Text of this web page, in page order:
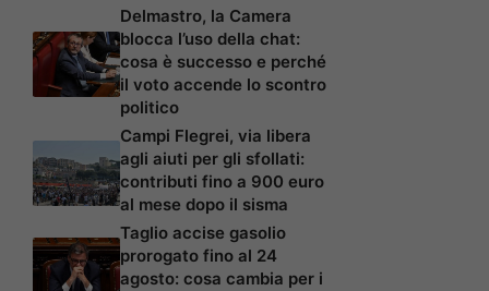
Delmastro, la Camera
blocca l’uso della chat:
cosa è successo e perché
il voto accende lo scontro
politico
Campi Flegrei, via libera
agli aiuti per gli sfollati:
contributi fino a 900 euro
al mese dopo il sisma
Taglio accise gasolio
prorogato fino al 24
agosto: cosa cambia per i